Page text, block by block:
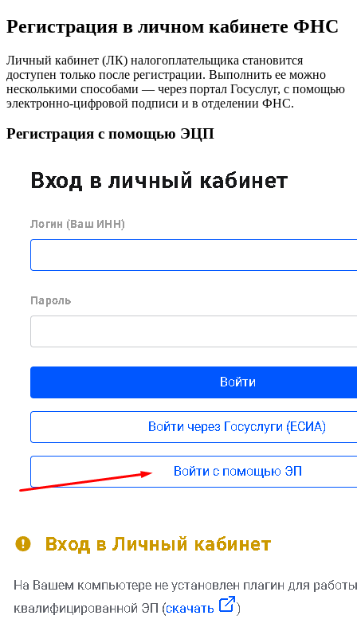
Регистрация в личном кабинете ФНС
Личный кабинет (ЛК) налогоплательщика становится
доступен только после регистрации. Выполнить ее можно
несколькими способами — через портал Госуслуг, с помощью
электронно-цифровой подписи и в отделении ФНС.
Регистрация с помощью ЭЦП